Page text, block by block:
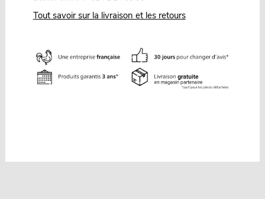
Tout savoir sur la livraison et les retours